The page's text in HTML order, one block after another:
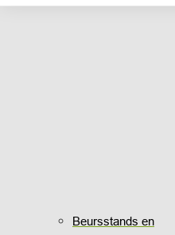
Beursstands en